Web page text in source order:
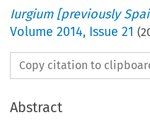
Iurgium [previously
Volume2014, Issue 21 (
Copy citation to
Abstract